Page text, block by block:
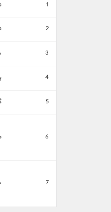
1
2
3
4
5
6
7